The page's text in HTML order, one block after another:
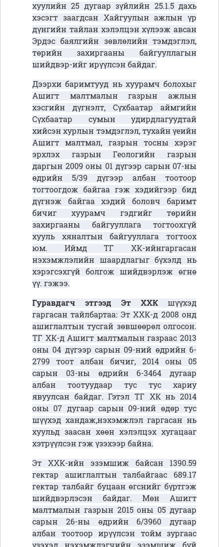
хуулийн 25 дугаар зүйлийн 25.1.5 дахь
хэсэгт заагдсан Хайгуулын ажлын үр
дүнгийн тайлан хэлэлцэн хүлээж авсан
Эрдэс баялгийн зөвлөлийн тэмдэглэл,
төрийн захиргааны байгууллагын
шийдвэр-ийг ирүүлсэн байдаг.
Дээрхи баримтууд нь хуурамч болохыг
Ашигт малтмалын газрын ажлын
хэсгийн дүгнэлт, Сүхбаатар аймгийн
Сүхбаатар сумын удирдлагуудтай
хийсэн хурлын тэмдэглэл, тухайн үеийн
Ашигт малтмал, газрын тосны хэрэг
эрхлэх газрын Геологийн газрын
даргын 2009 оны 01 дүгээр сарын 07-ны
өдрийн 5/39 дүгээр албан тоотоор
тогтоогдож байгаа гэж хэдийгээр бид
дүгнэж байгаа хэдий боловч баримт
бичиг хуурамч гэдгийг төрийн
захиргааны байгууллага тогтоохгүй
хууль хяналтын байгууллага тогтоох
юм. Иймд ТГ ХК-ийнгаргасан
нэхэмжлэлийн шаардлагыг бүхэлд нь
хэрэгсэхгүй болгож шийдвэрлэж өгнө
үү. гэжээ.
Гуравдагч этгээд Эт ХХК шүүхэд
гаргасан тайлбартаа: Эт ХХК-д 2008 онд
ашиглалтын тусгай зөвшөөрөл олгосон.
ТГ ХК-д Ашигт малтмалын газраас 2013
оны 04 дүгээр сарын 09-ний өдрийн 6-
2799 тоот албан бичиг, 2014 оны 05
сарын 03-ны өдрийн 6-3464 дугаар
албан тоотуудаар тус тус хариу
явуулсан байдаг. Гэтэл ТГ ХК нь 2014
оны 07 дугаар сарын 09-ний өдөр тус
шүүхэд хандаж,нэхэмжлэл гаргасан нь
хуульд заасан хөөн хэлэлцэх хугацааг
хэтрүүлсэн гэж үзэхээр байна.
Эт ХХК-ийн эзэмшиж байсан 1390.59
гектар ашиглалтын талбайгаас 689.17
гектар талбайг буцаан өгснийг бүртгэж
шийдвэрлэсэн байдаг. Мөн Ашигт
малтмалын газрын 2015 оны 05 дугаар
сарын 26-ны өдрийн 6/3960 дугаар
албан тоотоор ирүүлсэн тойм зургаас
үзэхэд нэхэмжлэгчийн эзэмшиж буй